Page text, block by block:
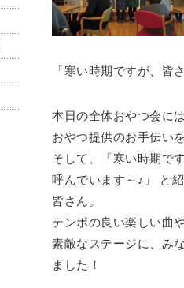
「寒い時期ですが、皆
本日の全体おやつ会に
おやつ提供のお手伝い
そして、「寒い時期で
呼んでいます～♪」 と
皆さん。
テンポの良い楽しい曲
素敵なステージに、み
ました！